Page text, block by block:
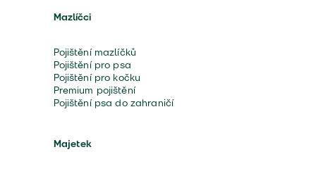
Mazlíčci
Pojištění mazlíčků
Pojištění pro psa
Pojištění pro kočku
Premium pojištění
Pojištění psa do zahraničí
Majetek